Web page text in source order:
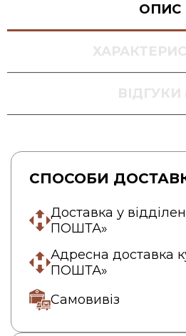
ОПИС
ВІДГУКИ
СПОСОБИ
Доставка у
ПОШТА»
Адресна доставка
ПОШТА»
Самовивіз